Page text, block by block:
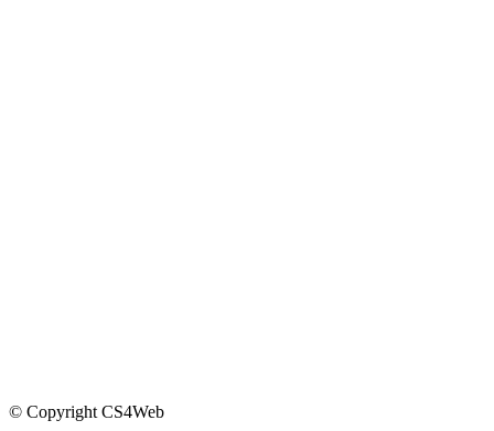
© Copyright CS4Web